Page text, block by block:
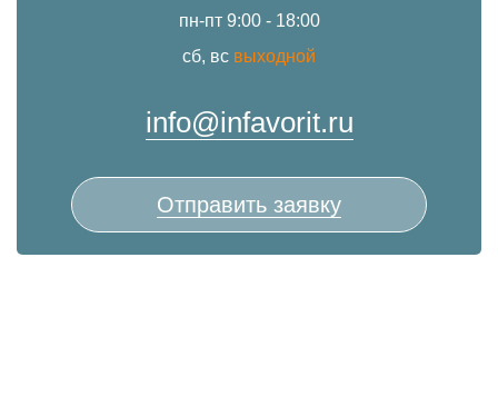
пн-пт 9:00 - 18:00
сб, вс выходной
info@infavorit.ru
Отправить заявку